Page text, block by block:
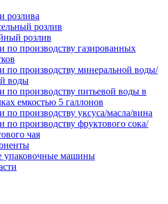
розлива
розлив
розлив
по производству газированных
по производству минеральной воды/
воды
по производству питьевой воды в
емкостью 5 галлонов
по производству уксуса/масла/вина
по производству фруктового сока/
чая
упаковочные машины